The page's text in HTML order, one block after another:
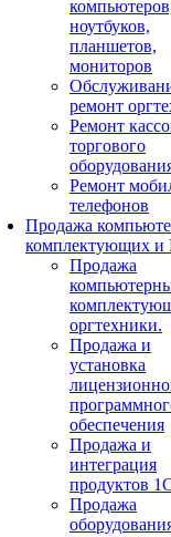
ноутбуков,
планшетов,
мониторов
ремонт
Ремонт
торгового
Ремонт
телефонов
Продажа
комплектующих
Продажа
оргтехники.
Продажа и
установка
обеспечения
Продажа и
интеграция
продуктов
Продажа